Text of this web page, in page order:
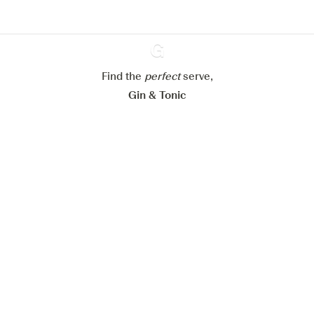
Ginventory
Find the perfectserve,
Gin & Tonic
Alles weigeren Alles aanvaarden